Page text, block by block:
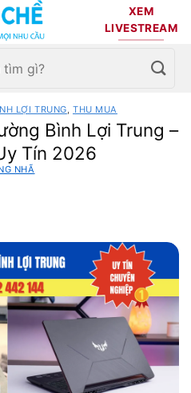
XEM
LIVESTREAM
LỢI TRUNG THU MUA
Bình Lợi Trung –
Tín 2026
NHÃ